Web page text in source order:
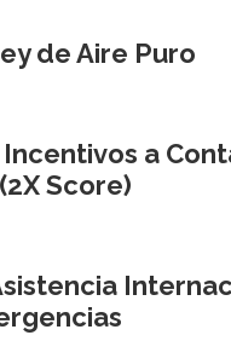
de Aire Puro
a
Score)